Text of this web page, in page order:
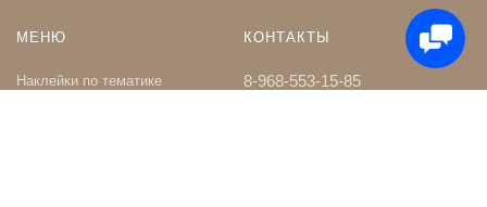
МЕНЮ
Наклейки по тематике
КОНТАКТЫ
8-968-553-15-85